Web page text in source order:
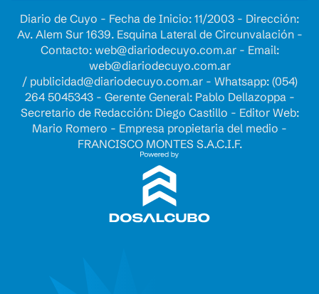
Diario de Cuyo - Fecha de Inicio: 11/2003 - Dirección:
Av. Alem Sur 1639. Esquina Lateral de Circunvalación -
Contacto: web@diariodecuyo.com.ar- Email:
web@diariodecuyo.com.ar
/ publicidad@diariodecuyo.com.ar- Whatsapp: (054)
264 5045343 - Gerente General: Pablo Dellazoppa -
Secretario de Redacción: Diego Castillo - Editor Web:
Mario Romero - Empresa propietaria del medio -
FRANCISCO MONTES S.A.C.I.F.